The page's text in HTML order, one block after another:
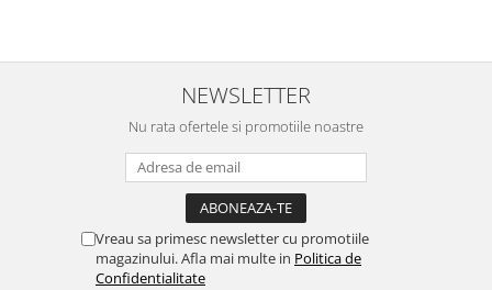
NEWSLETTER
Nu rata ofertele si promotiile noastre
Vreau sa primesc newsletter cu promotiile
magazinului. Afla mai multe in Politica de
Confidentialitate